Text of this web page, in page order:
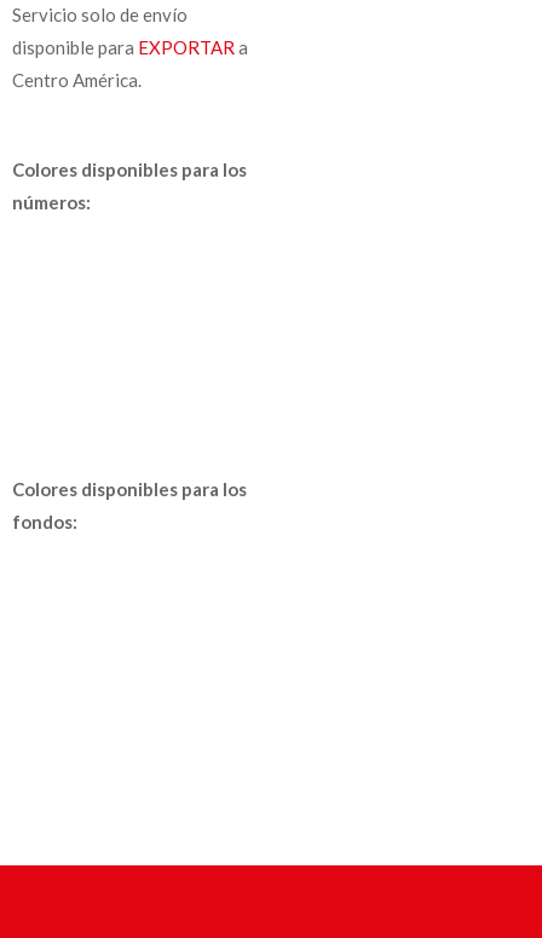
Servicio solo de envío
disponible para EXPORTAR a
Centro América.
Colores disponibles para los
números:
Colores disponibles para los
fondos: